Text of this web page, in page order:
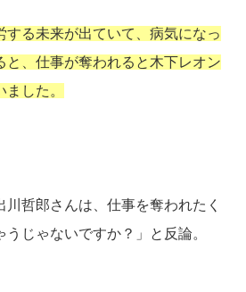
する未来が出ていて、病気になっ
と、仕事が奪われると木下レオン
した。
川哲郎さんは、仕事を奪われたく
じゃないですか？」と反論。